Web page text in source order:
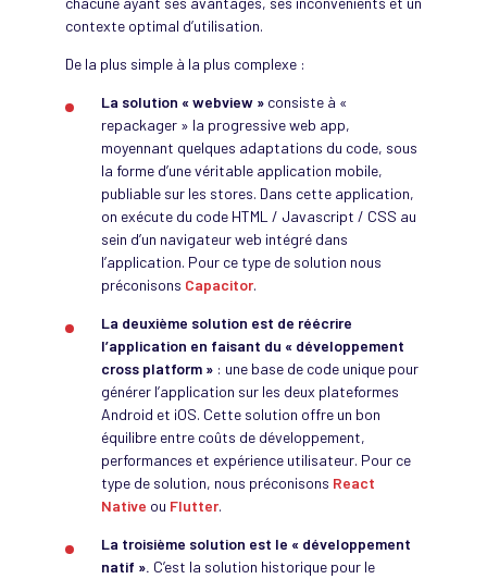
contexte optimal d’utilisation.
De la plus simple à la plus complexe :
La solution « webview » consiste à «
repackager » la progressive web app,
moyennant quelques adaptations du code, sous
la forme d’une véritable application mobile,
publiable sur les stores. Dans cette application,
on exécute du code HTML / Javascript / CSS au
sein d’un navigateur web intégré dans
l’application. Pour ce type de solution nous
préconisons Capacitor.
La deuxième solution est de réécrire
l’application en faisant du « développement
cross platform » : une base de code unique pour
générer l’application sur les deux plateformes
Android et iOS. Cette solution offre un bon
équilibre entre coûts de développement,
performances et expérience utilisateur. Pour ce
type de solution, nous préconisons React
Native ou Flutter.
La troisième solution est le « développement
natif ». C’est la solution historique pour le